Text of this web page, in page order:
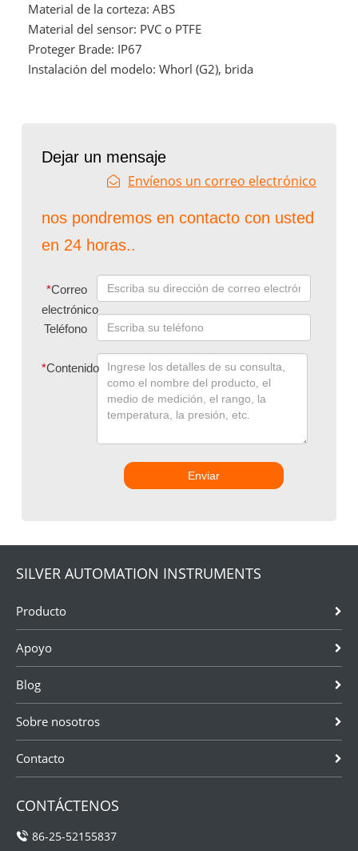
Material de la corteza: ABS
Material del sensor: PVC o PTFE
Proteger Brade: IP67
Instalación del modelo: Whorl (G2), brida
Dejar un mensaje
Envíenos un correo electrónico
nos pondremos en contacto con usted
en 24 horas..
*Correo
electrónico
Teléfono
*Contenido
Enviar
SILVER AUTOMATION INSTRUMENTS
Producto
Apoyo
Blog
Sobre nosotros
Contacto
CONTÁCTENOS
86-25-52155837